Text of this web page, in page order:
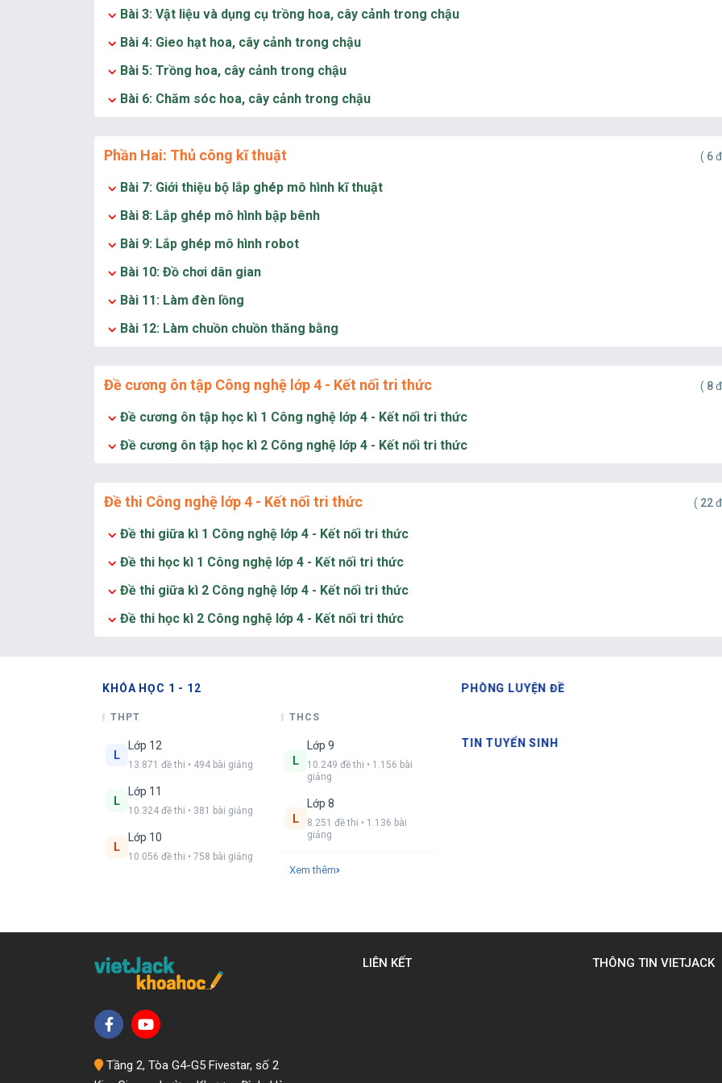
Bài 3: Vật liệu và dụng cụ trồng hoa, cây cảnh trong chậu
Bài 4: Gieo hạt hoa, cây cảnh trong chậu
Bài 5: Trồng hoa, cây cảnh trong chậu
Bài 6: Chăm sóc hoa, cây cảnh trong chậu
Phần Hai: Thủ công kĩ thuật ( 6
Bài 7: Giới thiệu bộ lắp ghép mô hình kĩ thuật
Bài 8: Lắp ghép mô hình bập bênh
Bài 9: Lắp ghép mô hình robot
Bài 10: Đồ chơi dân gian
Bài 11: Làm đèn lồng
Bài 12: Làm chuồn chuồn thăng bằng
Đề cương ôn tập Công nghệ lớp 4 - Kết nối tri thức ( 8
Đề cương ôn tập học kì 1 Công nghệ lớp 4 - Kết nối tri thức
Đề cương ôn tập học kì 2 Công nghệ lớp 4 - Kết nối tri thức
Đề thi Công nghệ lớp 4 - Kết nối tri thức ( 22
Đề thi giữa kì 1 Công nghệ lớp 4 - Kết nối tri thức
Đề thi học kì 1 Công nghệ lớp 4 - Kết nối tri thức
Đề thi giữa kì 2 Công nghệ lớp 4 - Kết nối tri thức
Đề thi học kì 2 Công nghệ lớp 4 - Kết nối tri thức
KHÓA HỌC 1 - 12
THPT
L
Lớp 12
13.871 đề thi • 494 bài giảng
L
Lớp 11
10.324 đề thi • 381 bài giảng
L
Lớp 10
10.056 đề thi • 758 bài giảng
THCS
L
Lớp 9
10.249 đề thi • 1.156 bài
giảng
L
Lớp 8
8.251 đề thi • 1.136 bài
giảng
Xem thêm
PHÒNG LUYỆN ĐỀ
TIN TUYỂN SINH
Tầng 2, Tòa G4-G5 Fivestar, số 2
LIÊN KẾT THÔNG TIN VIETJACK